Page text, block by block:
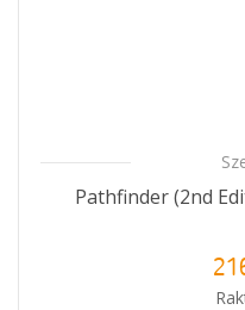
Pathfinder (2nd